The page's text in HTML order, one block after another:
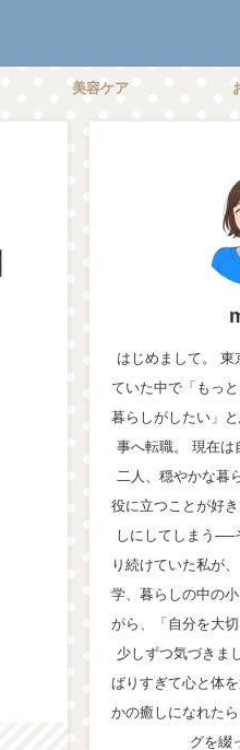
美容ケア
はじめまして。 東
ていた中で「もっ
暮らしがしたい」
事へ転職。 現在は
二人、穏やかな暮
役に立つことが好
しにしてしまう──
り続けていた私が
学、暮らしの中の
がら、「自分を大
少しずつ気づきま
ばりすぎて心と体
かの癒しになれた
グを綴